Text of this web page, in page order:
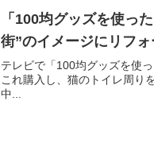
「100均グッズを使っ
街”のイメージにリフ
テレビで「100均グッズを使
これ購入し、猫のトイレ周り
中...